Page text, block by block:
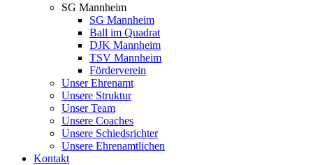
SG Mannheim
SG Mannheim
Ball im Quadrat
DJK Mannheim
TSV Mannheim
Förderverein
Unser Ehrenamt
Unsere Struktur
Unser Team
Unsere Coaches
Unsere Schiedsrichter
Unsere Ehrenamtlichen
Kontakt